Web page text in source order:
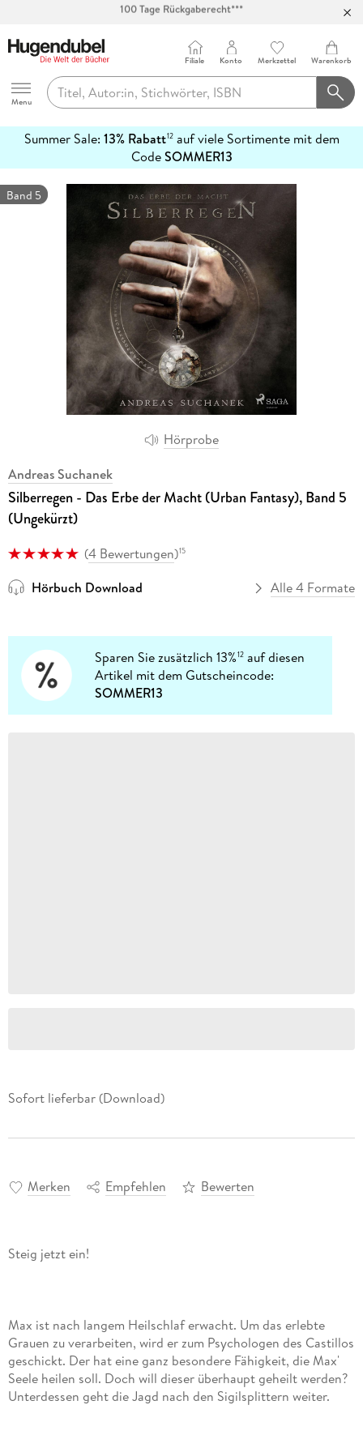
Abholung in über 100 Filialen
Hugendubel
Menu
Filiale Konto Merkzettel Warenkorb
Summer Sale: 13% Rabatt12auf viele Sortimente mit dem
CodeSOMMER13
erfahren
Hörprobe
Band 5
Andreas Suchanek
Silberregen - Das Erbe der Macht (Urban Fantasy), Band 5
(Ungekürzt)
(4 Bewertungen)15
Hörbuch Download Alle 4 Formate
Sparen Sie zusätzlich 13%12 auf diesen
Artikel mit dem Gutscheincode:
SOMMER13
Sofort lieferbar (Download)
Merken Empfehlen Bewerten
Max ist nach langem Heilschlaf erwacht. Um das erlebte
Grauen zu verarbeiten, wird er zum Psychologen des Castillos
geschickt. Der hat eine ganz besondere Fähigkeit, die Max'
Seele heilen soll. Doch will dieser überhaupt geheilt werden?
Unterdessen geht die Jagd nach den Sigilsplittern weiter.